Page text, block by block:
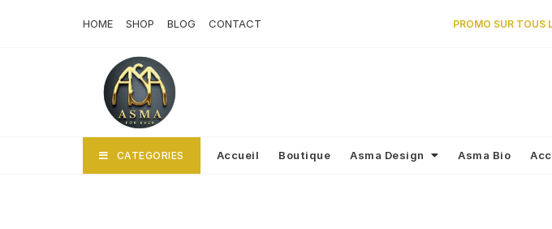
HOME SHOP BLOG CONTACT PROMO SUR TOUS
CATEGORIES Accueil Boutique Asma Design Asma Bio